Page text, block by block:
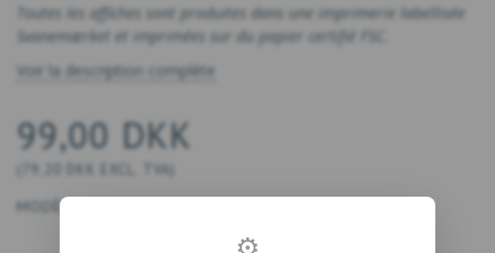
Toutes les affiches sont produites dans une imprimerie labellisée
Svanemærket et imprimées sur du papier certifié FSC.
Voir la description complète
99,00 DKK
79,20 DKK EXCL. TVA
MODÈLE: